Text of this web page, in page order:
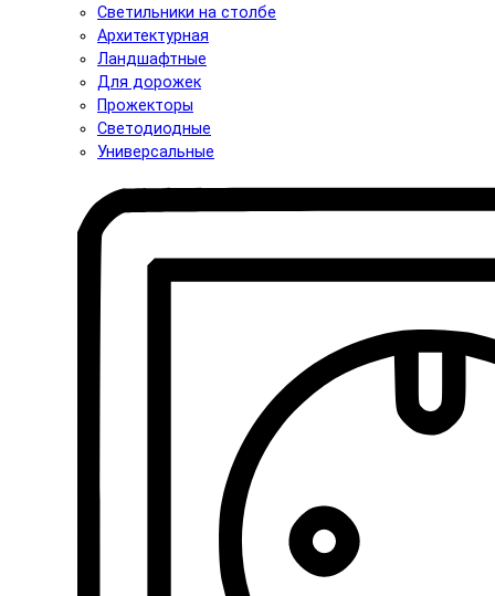
Светильники на столбе
Архитектурная
Ландшафтные
Для дорожек
Прожекторы
Светодиодные
Универсальные